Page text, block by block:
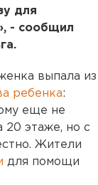
для
- сообщил
выпала из
ребенка:
еще не
20 этаже, но с
Жители
для помощи